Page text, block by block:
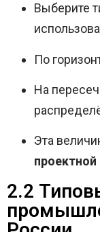
Выберите
По
На
Эта
проектной
2.2